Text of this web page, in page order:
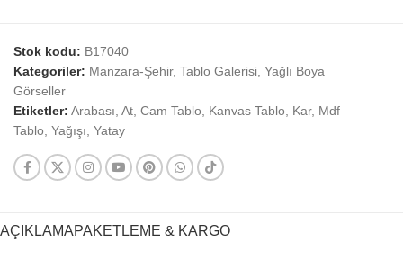
Stok kodu: B17040
Kategoriler: Manzara-Şehir, Tablo Galerisi, Yağlı Boya
Görseller
Etiketler: Arabası, At, Cam Tablo, Kanvas Tablo, Kar, Mdf
Tablo, Yağışı, Yatay
AÇIKLAMAPAKETLEME & KARGO